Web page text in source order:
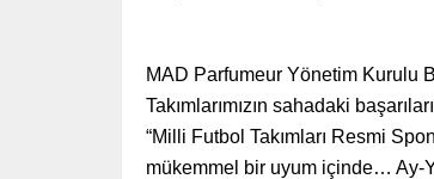
MAD Parfumeur Yönetim Kurulu
Takımlarımızın sahadaki
“Milli Futbol Takımları Resmi
mükemmel bir uyum içinde… Ay-